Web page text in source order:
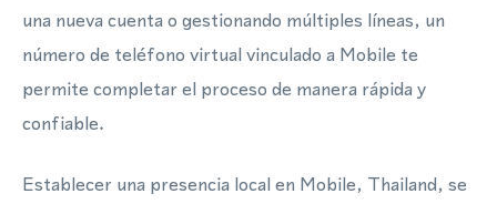
una nueva cuenta o gestionando múltiples líneas, un
número de teléfono virtual vinculado a Mobile te
permite completar el proceso de manera rápida y
confiable.
Establecer una presencia local en Mobile, Thailand, se